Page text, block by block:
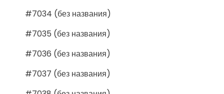
#7034 (без названия)
#7035 (без названия)
#7036 (без названия)
#7037 (без названия)